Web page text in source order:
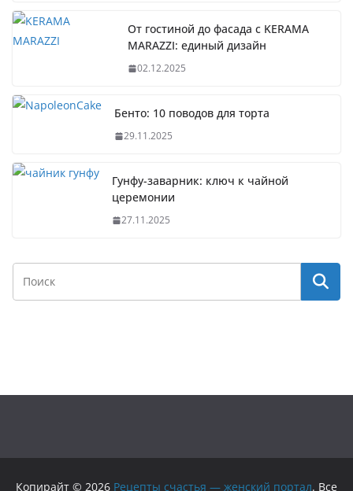
От гостиной до фасада с KERAMA
MARAZZI: единый дизайн
02.12.2025
Бенто: 10 поводов для торта
29.11.2025
Гунфу-заварник: ключ к чайной
церемонии
27.11.2025
Копирайт © 2026 Рецепты счастья — женский портал. Все